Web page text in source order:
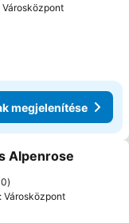
megjelenítése
a kedvencekhez
Alpenrose
Városközpont